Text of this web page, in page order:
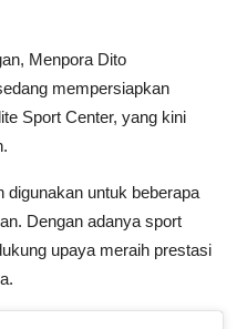
Menpora Dito
mempersiapkan
Sport Center, yang kini
digunakan untuk beberapa
Dengan adanya sport
upaya meraih prestasi